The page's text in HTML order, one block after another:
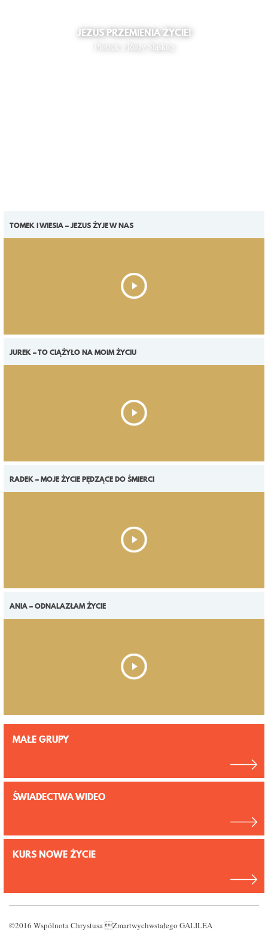
JEZUS PRZEMIENIA ŻYCIE!
Piotrek z Rudy Śląskiej
TOMEK I WIESIA – JEZUS ŻYJE W NAS
JUREK – TO CIĄŻYŁO NA MOIM ŻYCIU
RADEK – MOJE ŻYCIE PĘDZĄCE DO ŚMIERCI
ANIA – ODNALAZŁAM ŻYCIE
MAŁE GRUPY
ŚWIADECTWA WIDEO
KURS NOWE ŻYCIE
©2016 Wspólnota Chrystusa Zmartwychwstałego GALILEA